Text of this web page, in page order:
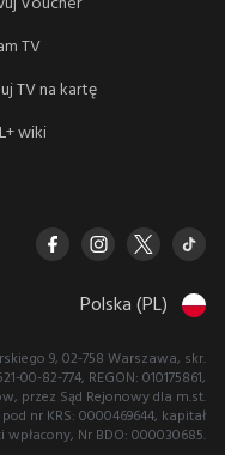
TV
TV na kartę
wiki
Polska (PL)
9, 02-758 Warszawa, skr.
00-82-774, REGON: 010175861,
przez Sąd Rejonowy dla m.st.
nr KRS: 0000469644, kapitał
wpłacony, Nr BDO: 000030685.